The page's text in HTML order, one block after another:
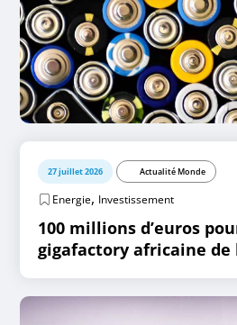
27 juillet 2026 Actualité Monde
Energie, Investissement
100 millions d’euros
gigafactory africaine de